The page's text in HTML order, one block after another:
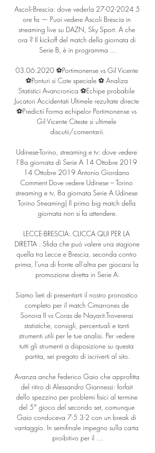
Ascoli-Brescia: dove vederla 27-02-2024 5
ore fa — Puoi vedere Ascoli Brescia in
streaming live su DAZN, Sky Sport. A che
ora ? Il kickoff del match della giornata di
Serie B, è in programma ...
03.06.2020 ⚽Portimonense vs Gil Vicente
⚽Ponturi si Cote speciale ⚽ Analiza
Statistici Avancronica ⚽Echipe probabile
Jucatori Accidentati Ultimele rezultate directe
⚽Predictii Forma echipelor Portimonense vs
Gil Vicente Citeste si ultimele
discutii/comentarii.
Udinese-Torino, streaming e tv: dove vedere
l’8a giornata di Serie A 14 Ottobre 2019
14 Ottobre 2019 Antonio Giordano
Comment Dove vedere Udinese – Torino
streaming e tv, 8a giornata Serie A Udinese
Torino Streaming| Il primo big match della
giornata non si fa attendere.
LECCE-BRESCIA: CLICCA QUI PER LA
DIRETTA . Sfida che può valere una stagione
quella tra Lecce e Brescia, seconda contro
prima, l'una di fronte all'altra per giocarsi la
promozione diretta in Serie A.
Siamo lieti di presentarti il nostro pronostico
completo per il match Cimarrones de
Sonora II vs Coras de Nayarit.Trovererai
statistiche, consigli, percentuali e tanti
strumenti utili per le tue analisi. Per vedere
tutti gli strumenti a disposizione su questa
partita, sei pregato di iscriverti al sito.
Avanza anche Federico Gaio che approfitta
del ritiro di Alessandro Giannessi: forfait
dello spezzino per problemi fisici al termine
del 5° gioco del secondo set, comunque
Gaio conduceva 7-5 3-2 con un break di
vantaggio. In semifinale impegno sulla carta
proibitivo per il …